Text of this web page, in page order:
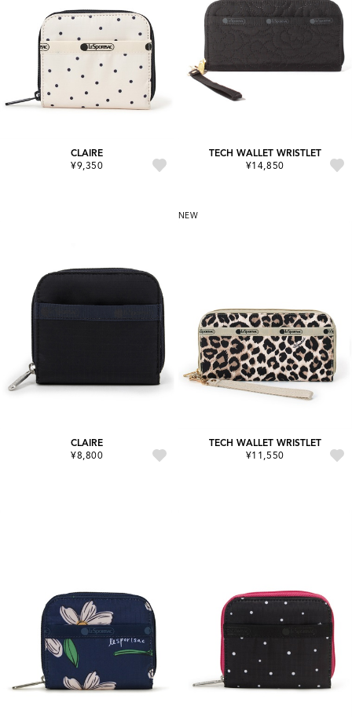
CLAIRE
¥9,350
TECH WALLET WRISTLET
¥14,850
CLAIRE
¥8,800
NEW
TECH WALLET WRISTLET
¥11,550